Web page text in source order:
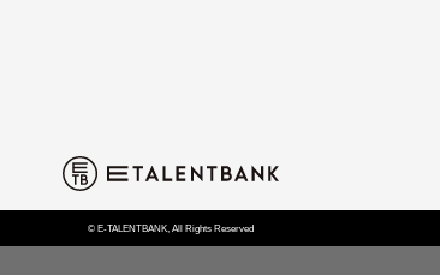
© E-TALENTBANK, All Rights Reserved